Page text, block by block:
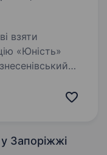
взяти
у Запоріжжі